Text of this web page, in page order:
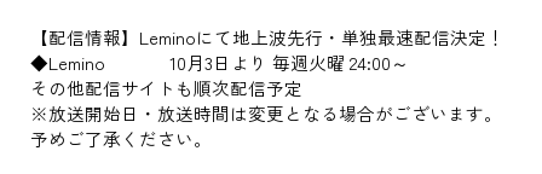
【配信情報】Leminoにて地上波先行・単独最速配信決定！
◆Lemino 10月3日より 毎週火曜 24:00～
その他配信サイトも順次配信予定
※放送開始日・放送時間は変更となる場合がございます。
予めご了承ください。